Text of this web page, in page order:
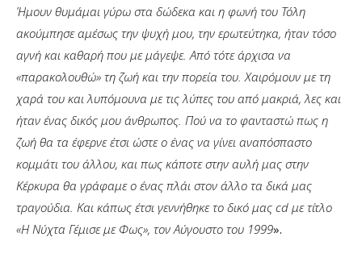
Ήμουν θυμάμαι γύρω στα δώδεκα και η φωνή του Τόλη
ακούμπησε αμέσως την ψυχή μου, την ερωτεύτηκα, ήταν τόσο
αγνή και καθαρή που με μάγεψε. Από τότε άρχισα να
«παρακολουθώ» τη ζωή και την πορεία του. Χαιρόμουν με τη
χαρά του και λυπόμουνα με τις λύπες του από μακριά, λες και
ήταν ένας δικός μου άνθρωπος. Πού να το φανταστώ πως η
ζωή θα τα έφερνε έτσι ώστε ο ένας να γίνει αναπόσπαστο
κομμάτι του άλλου, και πως κάποτε στην αυλή μας στην
Κέρκυρα θα γράφαμε ο ένας πλάι στον άλλο τα δικά μας
τραγούδια. Και κάπως έτσι γεννήθηκε το δικό μας cd με τίτλο
«Η Νύχτα Γέμισε με Φως», τον Αύγουστο του 1999».